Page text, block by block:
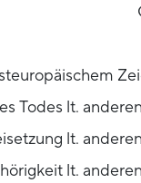
Todes lt.
lt.
lt.